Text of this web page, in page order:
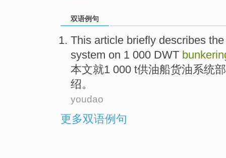
双语例句
This article briefly describes the
system on 1 000 DWT
本文就1 000 t供油船货油系统
绍。
youdao
更多双语例句